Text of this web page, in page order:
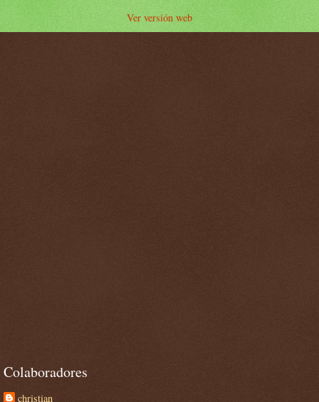
Ver versión web
Colaboradores
christian